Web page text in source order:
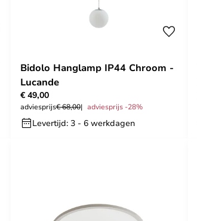
Bidolo Hanglamp IP44 Chroom -
Lucande
€ 49,00
adviesprijs€ 68,00 adviesprijs -28%
Levertijd: 3 - 6 werkdagen